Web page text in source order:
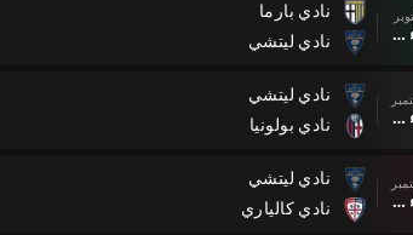
انتهاء وقت المباراة
نادي بارما
نادي ليتشي
انتهاء وقت المباراة
نادي ليتشي
نادي بولونيا
انتهاء وقت المباراة
نادي ليتشي
نادي كالياري